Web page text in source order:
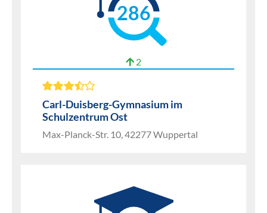
286
2
Carl-Duisberg-Gymnasium im
Schulzentrum Ost
Max-Planck-Str. 10, 42277 Wuppertal